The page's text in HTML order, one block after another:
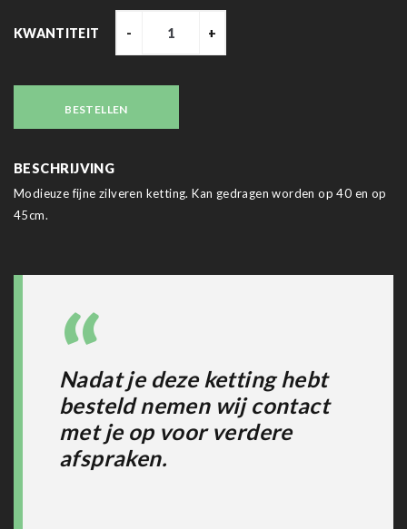
KWANTITEIT - +
BESTELLEN
BESCHRIJVING
Modieuze fijne zilveren ketting. Kan gedragen worden op 40 en op
45cm.
Nadat je deze ketting hebt
besteld nemen wij contact
met je op voor verdere
afspraken.